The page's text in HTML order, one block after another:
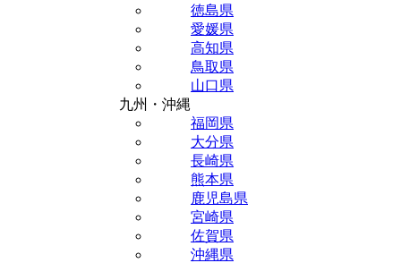
徳島県
愛媛県
高知県
鳥取県
山口県
九州・沖縄
福岡県
大分県
長崎県
熊本県
鹿児島県
宮崎県
佐賀県
沖縄県